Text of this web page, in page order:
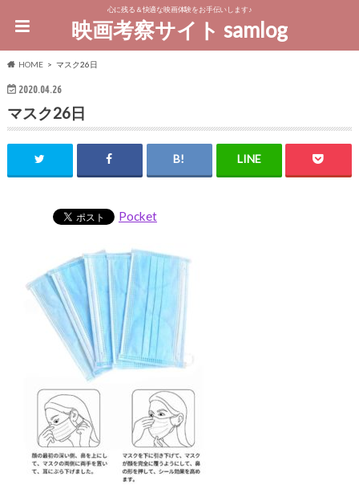
心に残る＆快適な映画体験をお手伝いします♪
映画考察サイト samlog
HOME マスク26日
2020.04.26
マスク26日
Pocket